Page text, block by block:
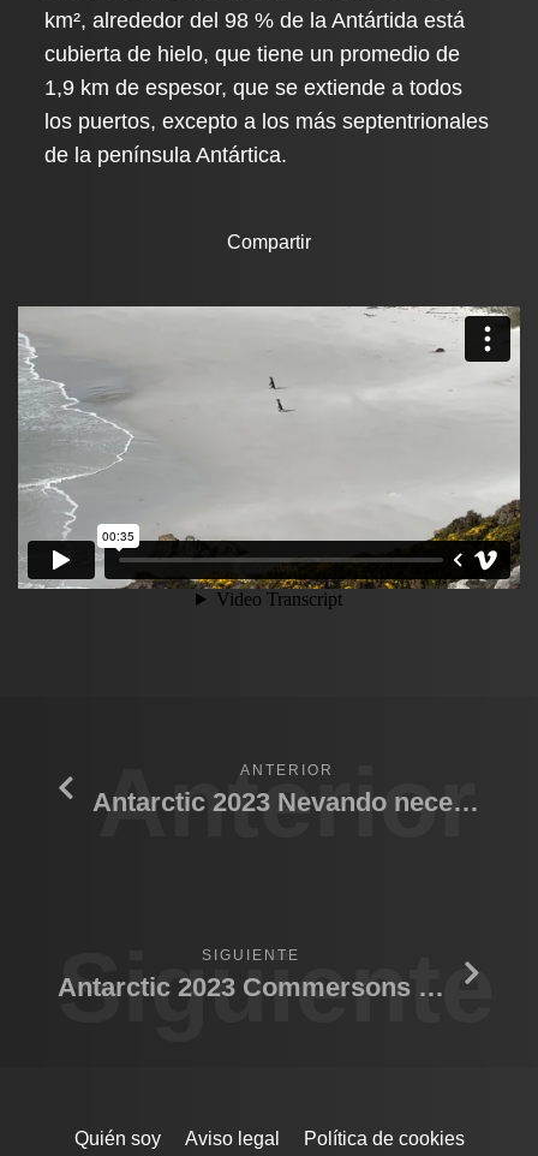
km², alrededor del 98 % de la Antártida está
cubierta de hielo, que tiene un promedio de
1,9 km de espesor, que se extiende a todos
los puertos, excepto a los más septentrionales
de la península Antártica.
Compartir
Anterior
ANTERIOR
Antarctic 2023 Nevando necesidades
Siguiente
SIGUIENTE
Antarctic 2023 Commersons Dolphin
Quién soy Aviso legal Política de cookies